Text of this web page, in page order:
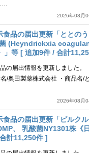
2026年08月
食品の届出更新「とと
(Heyndrickxia
」等 [ 追加9件 / 合計
の届出情報を更新しました。
/奥田製薬株式会社 ・商品名/
2026年08月
品の届出更新「ピルク
、 乳酸菌NY1301株《
計11,250件 ]